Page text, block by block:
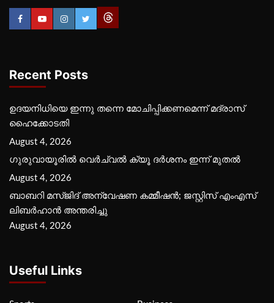
Recent Posts
ഉദയനിധിയെ ഇന്നു തന്നെ മോചിപ്പിക്കണമെന്ന് മദ്രാസ്
ഹൈക്കോടതി
August 4, 2026
ഗുരുവായൂരില്‍ വെര്‍ച്വല്‍ ക്യൂ ദര്‍ശനം ഇന്ന് മുതല്‍
August 4, 2026
ബാബറി മസ്ജിദ് അന്വേഷണ കമ്മീഷന്‍; ജസ്റ്റിസ് എംഎസ്
ലിബര്‍ഹാന്‍ അന്തരിച്ചു
August 4, 2026
Useful Links